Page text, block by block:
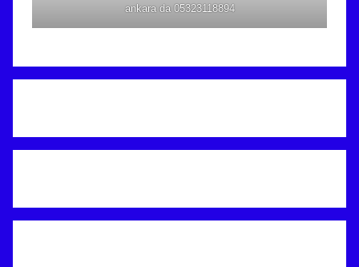
ankara da 05323118894